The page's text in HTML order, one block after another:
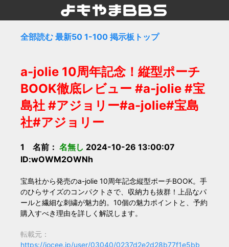
全部読む 最新50 1-100 掲示板トップ
a-jolie 10周年記念！縦型ポーチ
BOOK徹底レビュー #a-jolie #宝
島社 #アジョリー#a-jolie#宝島
社#アジョリー
1 名前： 名無し 2024-10-26 13:00:07
ID:wOWM2OWNh
宝島社から発売のa-jolie 10周年記念縦型ポーチBOOK。手
のひらサイズのコンパクトさで、収納力も抜群！上品なパ
ールと繊細な刺繍が魅力的。10個の魅力ポイントと、予約
購入すべき理由を詳しく解説します。
転載元：
https://jocee.jp/user/03040/0237d2e2d28b77f1e5bb